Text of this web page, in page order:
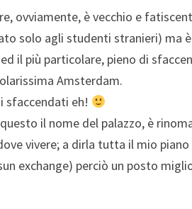
ovviamente, è vecchio e
solo agli studenti stranieri) ma
il più particolare, pieno di
Amsterdam.
sfaccendati eh!
il nome del palazzo, è
vivere; a dirla tutta il mio
exchange) perciò un posto